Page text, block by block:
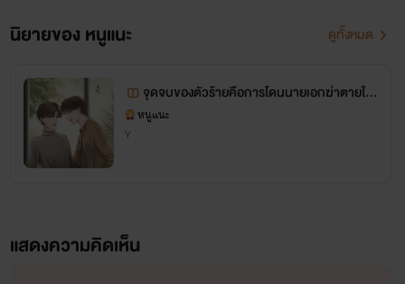
นิยายของ หนูแนะ ดูทั้งหมด
จุดจบของตัวร้ายคือการโดนนายเอกฆ่าตายใน
ตอนจบ
หนูแนะ
Y
แสดงความคิดเห็น